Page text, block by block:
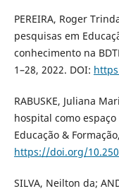
PEREIRA, Roger
pesquisas em
conhecimento na
1–28, 2022. DOI:
RABUSKE, Juliana
hospital como
Educação &
https://doi.org/
SILVA, Neilton da;